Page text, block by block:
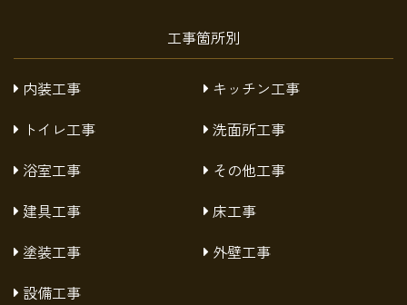
工事箇所別
内装工事
キッチン工事
トイレ工事
洗面所工事
浴室工事
その他工事
建具工事
床工事
塗装工事
外壁工事
設備工事